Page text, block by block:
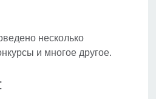
несколько
и многое другое.